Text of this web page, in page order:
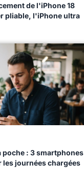
de l'iPhone 18
pliable, l'iPhone ultra
poche : 3 smartphones
journées chargées